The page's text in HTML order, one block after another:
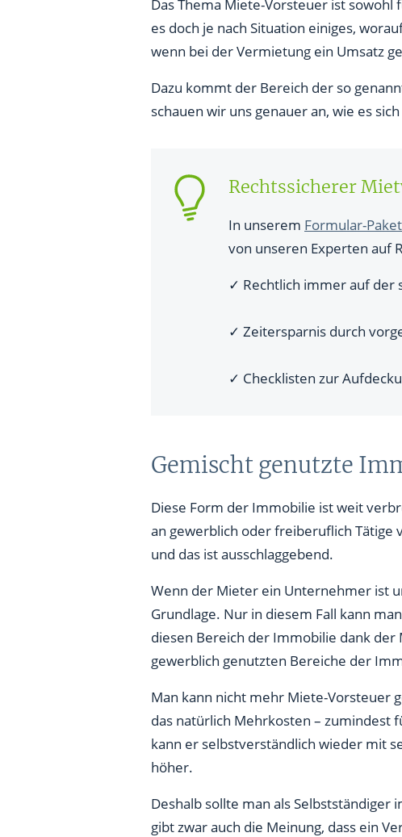
Das Thema Miete-Vorsteuer ist
es doch je nach Situation einiges,
wenn bei der Vermietung ein Umsatz
Dazu kommt der Bereich der so
schauen wir uns genauer an, wie es
Rechtssicherer
In unserem Formular-
von unseren Experten auf
✓ Rechtlich immer auf der
✓ Zeitersparnis durch
✓ Checklisten zur
Gemischt genutzte
Diese Form der Immobilie ist weit
an gewerblich oder freiberuflich
und das ist ausschlaggebend.
Wenn der Mieter ein Unternehmer ist
Grundlage. Nur in diesem Fall kann
diesen Bereich der Immobilie dank
gewerblich genutzten Bereiche der
Man kann nicht mehr Miete-Vorsteuer
das natürlich Mehrkosten – zumindest
kann er selbstverständlich wieder mit
höher.
Deshalb sollte man als
gibt zwar auch die Meinung, dass ein